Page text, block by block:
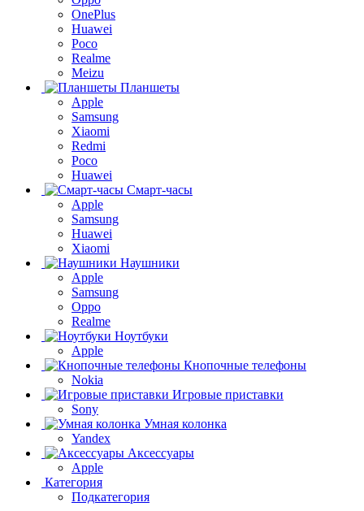
OnePlus
Huawei
Poco
Realme
Meizu
Планшеты
Apple
Samsung
Xiaomi
Redmi
Poco
Huawei
Смарт-часы
Apple
Samsung
Huawei
Xiaomi
Наушники
Apple
Samsung
Oppo
Realme
Ноутбуки
Apple
Кнопочные телефоны
Nokia
Игровые приставки
Sony
Умная колонка
Yandex
Аксессуары
Apple
Категория
Подкатегория